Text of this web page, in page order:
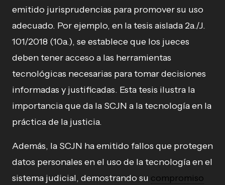
emitido jurisprudencias para promover su uso
adecuado. Por ejemplo, en la tesis aislada 2a./J.
101/2018 (10a.), se establece que los jueces
deben tener acceso a las herramientas
tecnológicas necesarias para tomar decisiones
informadas y justificadas. Esta tesis ilustra la
importancia que da la SCJN a la tecnología en la
práctica de la justicia.
Además, la SCJN ha emitido fallos que protegen
datos personales en el uso de la tecnología en el
sistema judicial, demostrando su compromiso